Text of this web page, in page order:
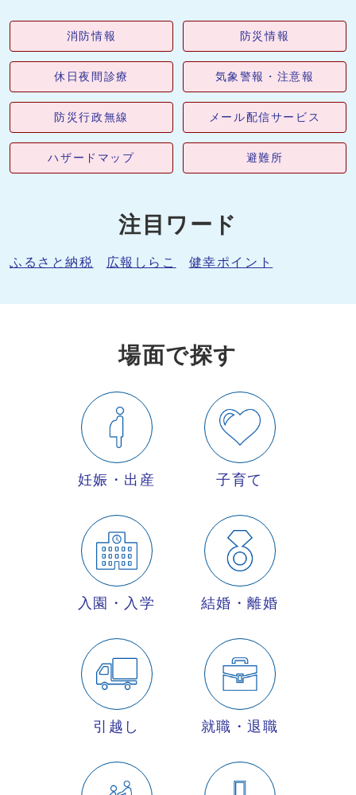
消防情報 防災情報
休日夜間診療 気象警報・注意報
防災行政無線 メール配信サービス
ハザードマップ 避難所
注目ワード
ふるさと納税 広報しらこ 健幸ポイント
場面で探す
妊娠・出産 子育て
入園・入学 結婚・離婚
引越し 就職・退職